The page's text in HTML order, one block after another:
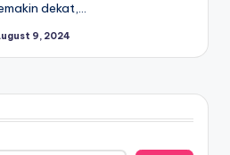
dekat,…
9, 2024